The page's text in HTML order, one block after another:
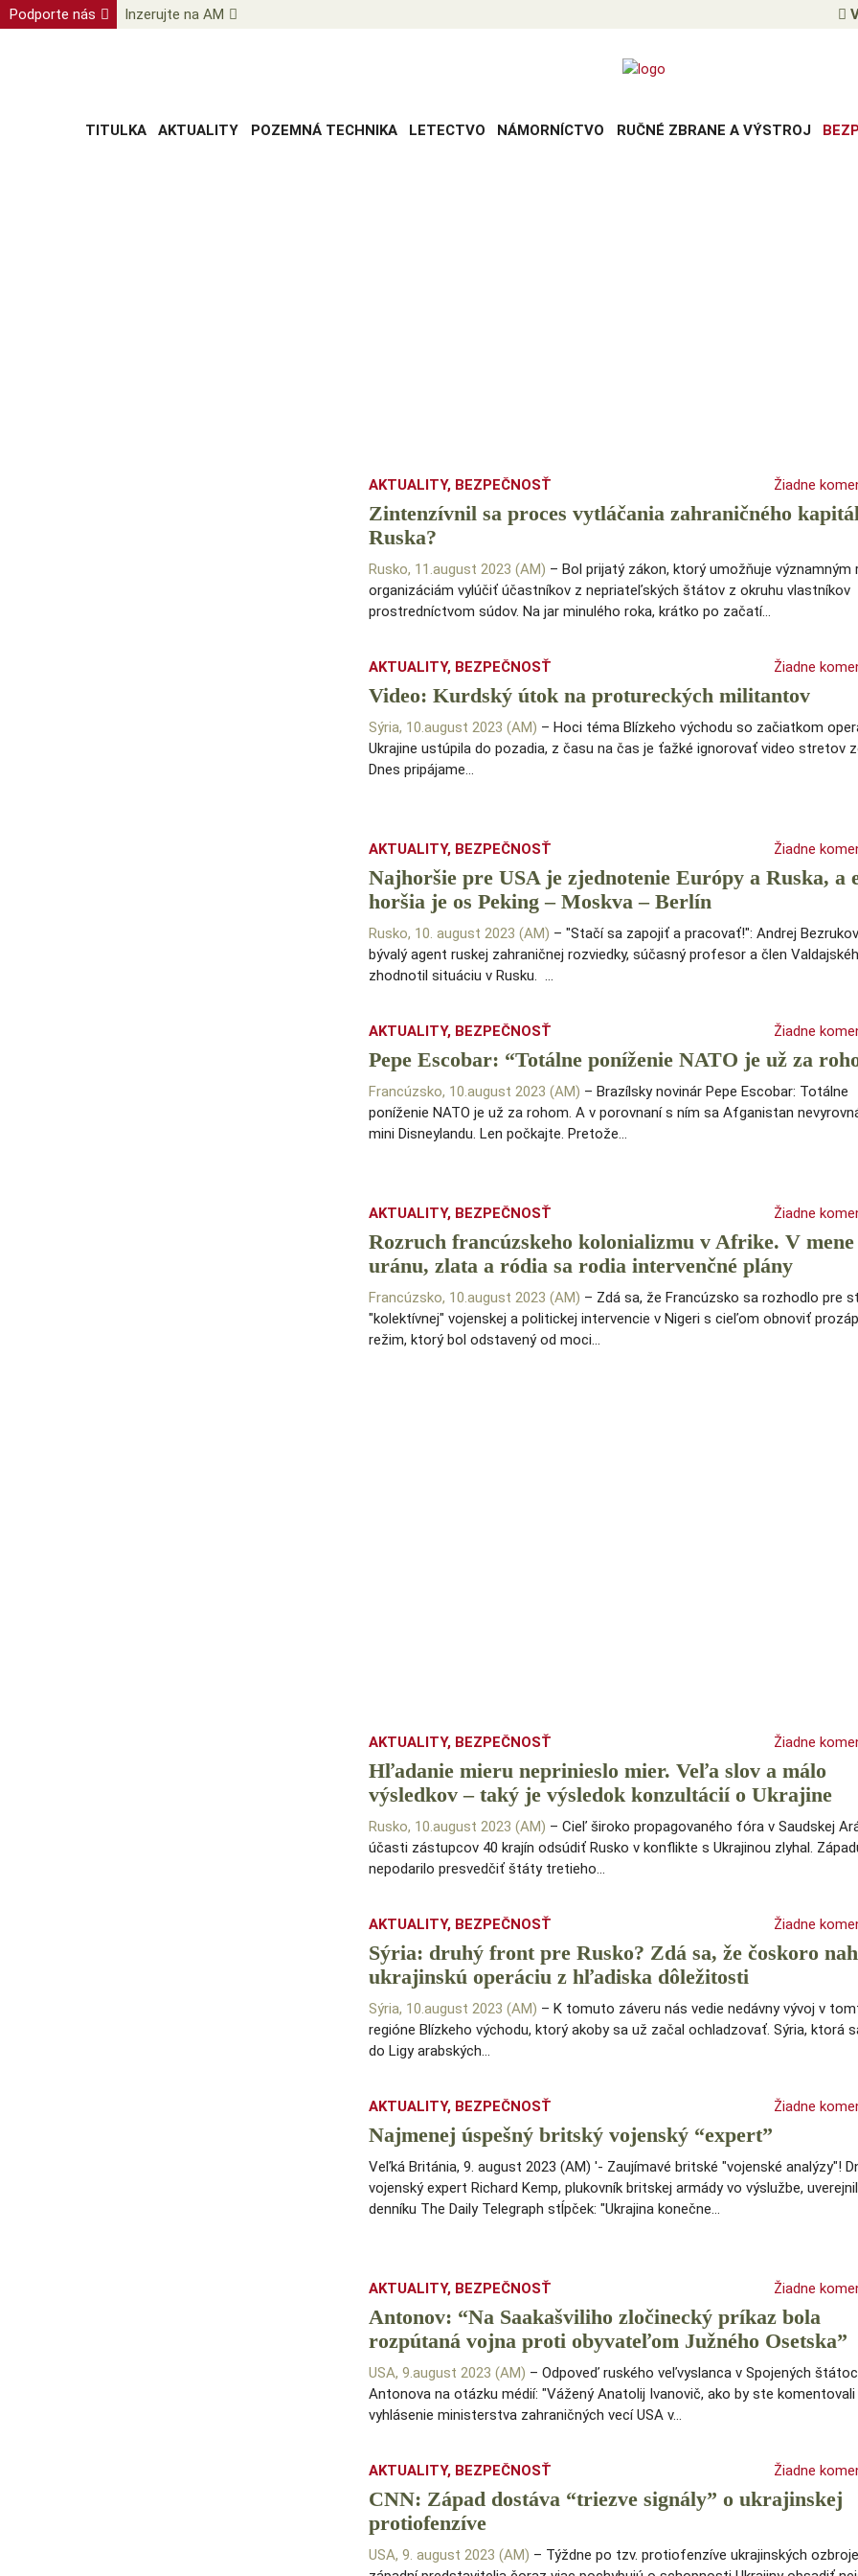
Podporte nás Inzerujte na AM
TITULKA AKTUALITY POZEMNÁ TECHNIKA LETECTVO NÁMORNÍCTVO RUČNÉ ZBRANE A VÝSTROJ
AKTUALITY, BEZPEČNOSŤ Žiadne
Zintenzívnil sa proces vytláčania zahraničného
Ruska?
Rusko, 11.august 2023 (AM) – Bol prijatý zákon, ktorý umožňuje významným
organizáciám vylúčiť účastníkov z nepriateľských štátov z okruhu vlastníkov
prostredníctvom súdov. Na jar minulého roka, krátko po začatí…
AKTUALITY, BEZPEČNOSŤ Žiadne
Video: Kurdský útok na protureckých militantov
Sýria, 10.august 2023 (AM) – Hoci téma Blízkeho východu so začiatkom
Ukrajine ustúpila do pozadia, z času na čas je ťažké ignorovať video stretov
Dnes pripájame…
AKTUALITY, BEZPEČNOSŤ Žiadne
Najhoršie pre USA je zjednotenie Európy a Ruska, a
horšia je os Peking – Moskva – Berlín
Rusko, 10. august 2023 (AM) – "Stačí sa zapojiť a pracovať!": Andrej
bývalý agent ruskej zahraničnej rozviedky, súčasný profesor a člen
zhodnotil situáciu v Rusku. …
AKTUALITY, BEZPEČNOSŤ Žiadne
Pepe Escobar: “Totálne poníženie NATO je už za
Francúzsko, 10.august 2023 (AM) – Brazílsky novinár Pepe Escobar: Totálne
poníženie NATO je už za rohom. A v porovnaní s ním sa Afganistan
mini Disneylandu. Len počkajte. Pretože…
AKTUALITY, BEZPEČNOSŤ Žiadne
Rozruch francúzskeho kolonializmu v Afrike. V mene
uránu, zlata a ródia sa rodia intervenčné plány
Francúzsko, 10.august 2023 (AM) – Zdá sa, že Francúzsko sa rozhodlo pre
"kolektívnej" vojenskej a politickej intervencie v Nigeri s cieľom obnoviť
režim, ktorý bol odstavený od moci…
AKTUALITY, BEZPEČNOSŤ Žiadne
Hľadanie mieru neprinieslo mier. Veľa slov a málo
výsledkov – taký je výsledok konzultácií o Ukrajine
Rusko, 10.august 2023 (AM) – Cieľ široko propagovaného fóra v Saudskej
účasti zástupcov 40 krajín odsúdiť Rusko v konflikte s Ukrajinou zlyhal.
nepodarilo presvedčiť štáty tretieho…
AKTUALITY, BEZPEČNOSŤ Žiadne
Sýria: druhý front pre Rusko? Zdá sa, že čoskoro
ukrajinskú operáciu z hľadiska dôležitosti
Sýria, 10.august 2023 (AM) – K tomuto záveru nás vedie nedávny vývoj v
regióne Blízkeho východu, ktorý akoby sa už začal ochladzovať. Sýria, ktorá
do Ligy arabských…
AKTUALITY, BEZPEČNOSŤ Žiadne
Najmenej úspešný britský vojenský “expert”
Veľká Británia, 9. august 2023 (AM) '- Zaujímavé britské "vojenské analýzy"!
vojenský expert Richard Kemp, plukovník britskej armády vo výslužbe,
denníku The Daily Telegraph stĺpček: "Ukrajina konečne…
AKTUALITY, BEZPEČNOSŤ Žiadne
Antonov: “Na Saakašviliho zločinecký príkaz bola
rozpútaná vojna proti obyvateľom Južného Osetska”
USA, 9.august 2023 (AM) – Odpoveď ruského veľvyslanca v Spojených
Antonova na otázku médií: "Vážený Anatolij Ivanovič, ako by ste komentovali
vyhlásenie ministerstva zahraničných vecí USA v…
AKTUALITY, BEZPEČNOSŤ Žiadne
CNN: Západ dostáva “triezve signály” o ukrajinskej
protiofenzíve
USA, 9. august 2023 (AM) – Týždne po tzv. protiofenzíve ukrajinských